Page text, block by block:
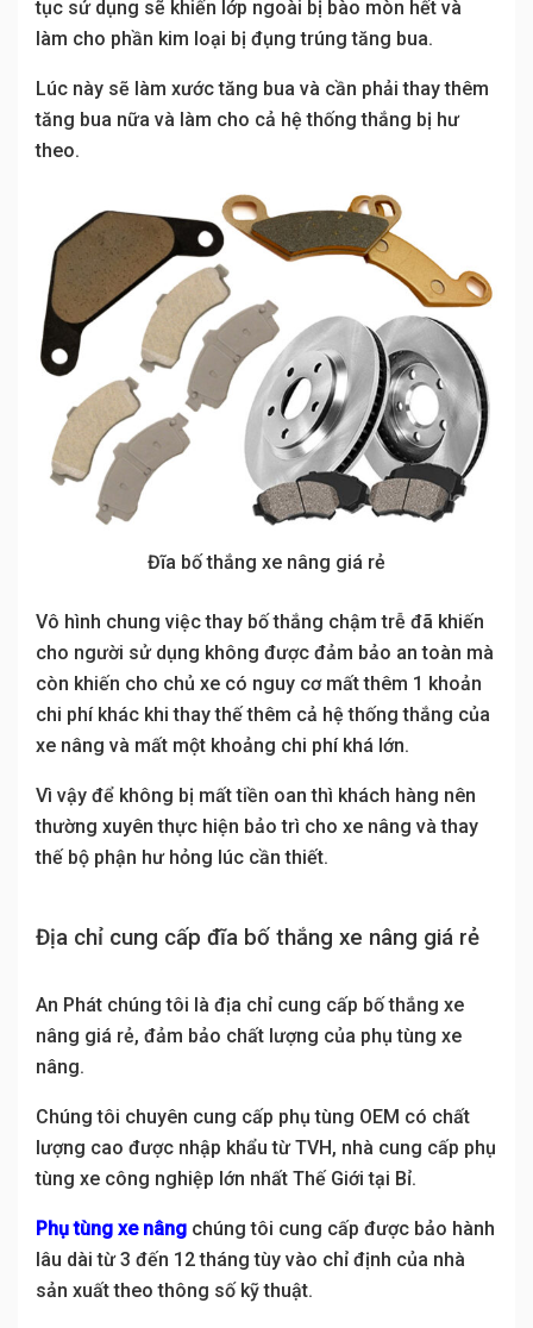
tục sử dụng sẽ khiến lớp ngoài bị bào mòn hết và
làm cho phần kim loại bị đụng trúng tăng bua.
Lúc này sẽ làm xước tăng bua và cần phải thay thêm
tăng bua nữa và làm cho cả hệ thống thắng bị hư
theo.
Đĩa bố thắng xe nâng giá rẻ
Vô hình chung việc thay bố thắng chậm trễ đã khiến
cho người sử dụng không được đảm bảo an toàn mà
còn khiến cho chủ xe có nguy cơ mất thêm 1 khoản
chi phí khác khi thay thế thêm cả hệ thống thắng của
xe nâng và mất một khoảng chi phí khá lớn.
Vì vậy để không bị mất tiền oan thì khách hàng nên
thường xuyên thực hiện bảo trì cho xe nâng và thay
thế bộ phận hư hỏng lúc cần thiết.
Địa chỉ cung cấp đĩa bố thắng xe nâng giá rẻ
An Phát chúng tôi là địa chỉ cung cấp bố thắng xe
nâng giá rẻ, đảm bảo chất lượng của phụ tùng xe
nâng.
Chúng tôi chuyên cung cấp phụ tùng OEM có chất
lượng cao được nhập khẩu từ TVH, nhà cung cấp phụ
tùng xe công nghiệp lớn nhất Thế Giới tại Bỉ.
Phụ tùng xe nâng chúng tôi cung cấp được bảo hành
lâu dài từ 3 đến 12 tháng tùy vào chỉ định của nhà
sản xuất theo thông số kỹ thuật.